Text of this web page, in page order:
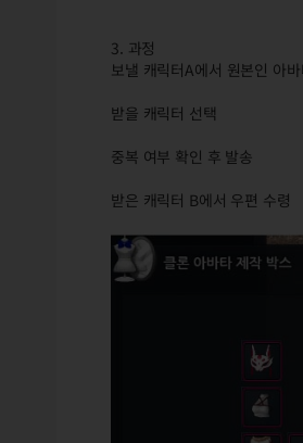
3. 과정
보낼 캐릭터A에서 원본인 아
받을 캐릭터 선택
중복 여부 확인 후 발송
받은 캐릭터 B에서 우편 수령